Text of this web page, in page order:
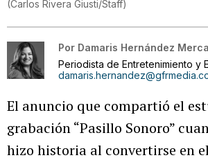
(Carlos Rivera Giusti/Staff)
Por Damaris Hernández
Periodista de Entretenimiento y
El anuncio que compartió el
grabación “Pasillo Sonoro”
hizo historia al convertirse en